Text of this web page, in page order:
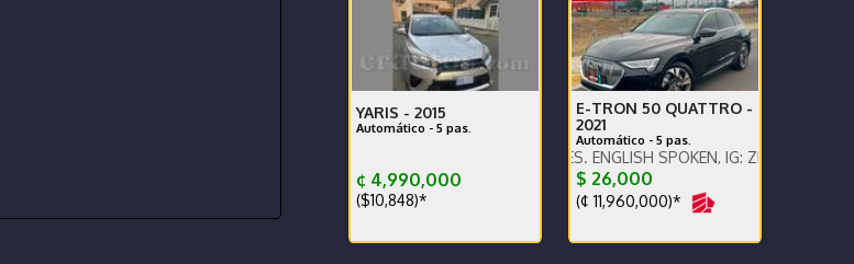
YARIS - 2015
Automático - 5 pas.
¢ 4,990,000
($10,848)*
E-TRON 50 QUATTRO -
2021
Automático - 5 pas.
PRECIO EN DOLARES. ENGLISH SPOKEN, IG: ZMOTORSCR FB: Z
$ 26,000
(¢ 11,960,000)*